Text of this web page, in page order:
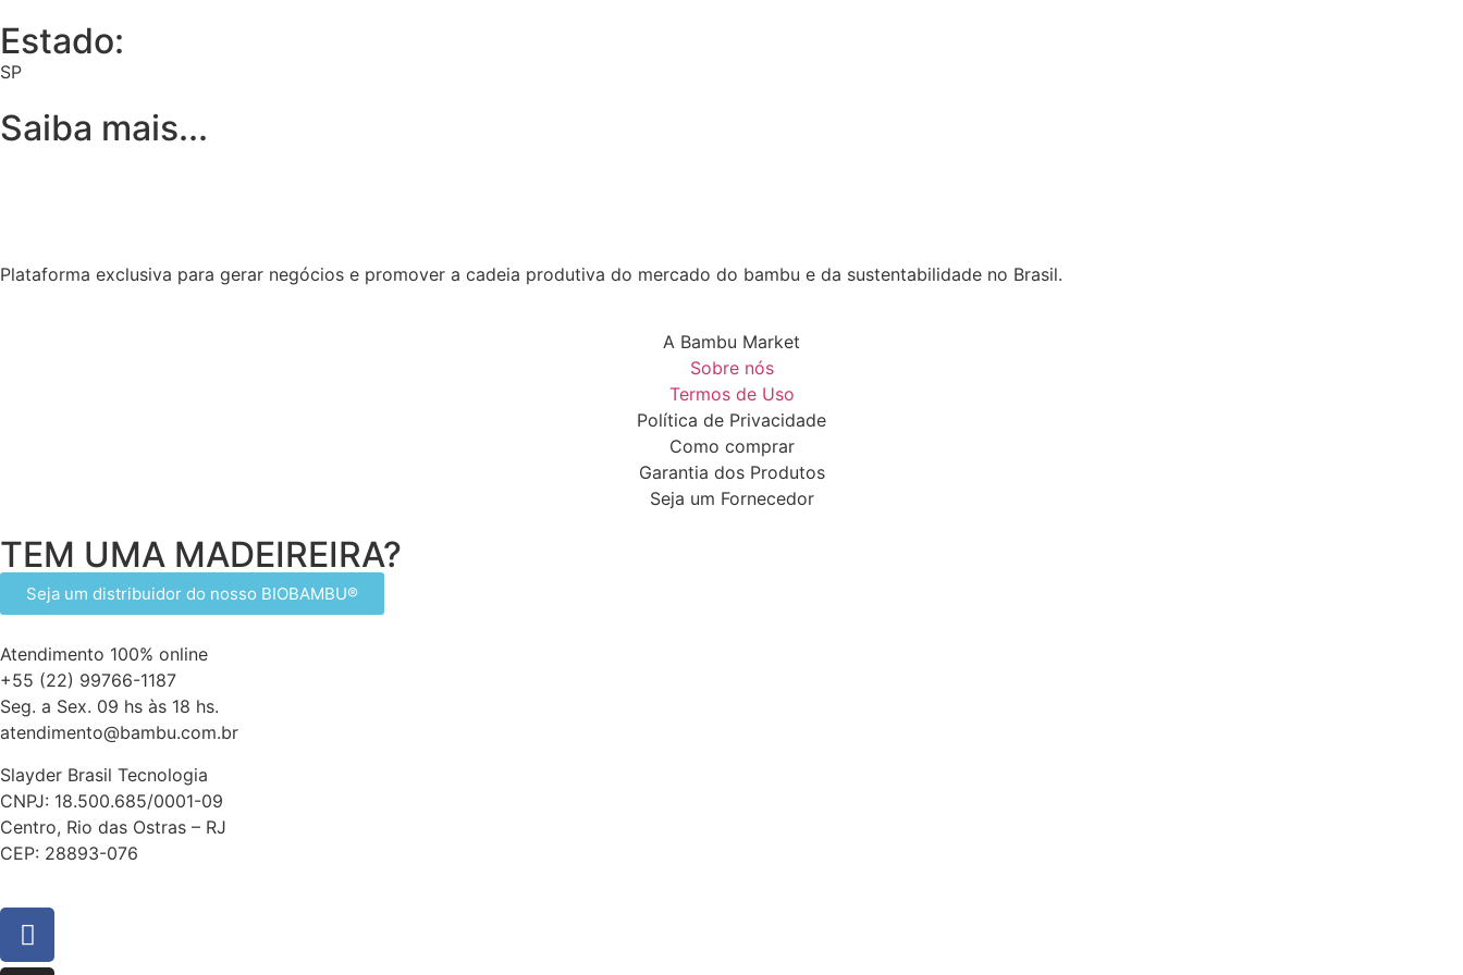
Estado:
SP
Saiba mais...
Plataforma exclusiva para gerar negócios e promover a cadeia produtiva do mercado do bambu e da sustentabilidade no Brasil.
A Bambu Market
Sobre nós
Termos de Uso
Política de Privacidade
Como comprar
Garantia dos Produtos
Seja um Fornecedor
TEM UMA MADEIREIRA?
Seja um distribuidor do nosso BIOBAMBU®
Atendimento 100% online
+55 (22) 99766-1187
Seg. a Sex. 09 hs às 18 hs.
atendimento@bambu.com.br
Slayder Brasil Tecnologia
CNPJ: 18.500.685/0001-09
Centro, Rio das Ostras – RJ
CEP: 28893-076